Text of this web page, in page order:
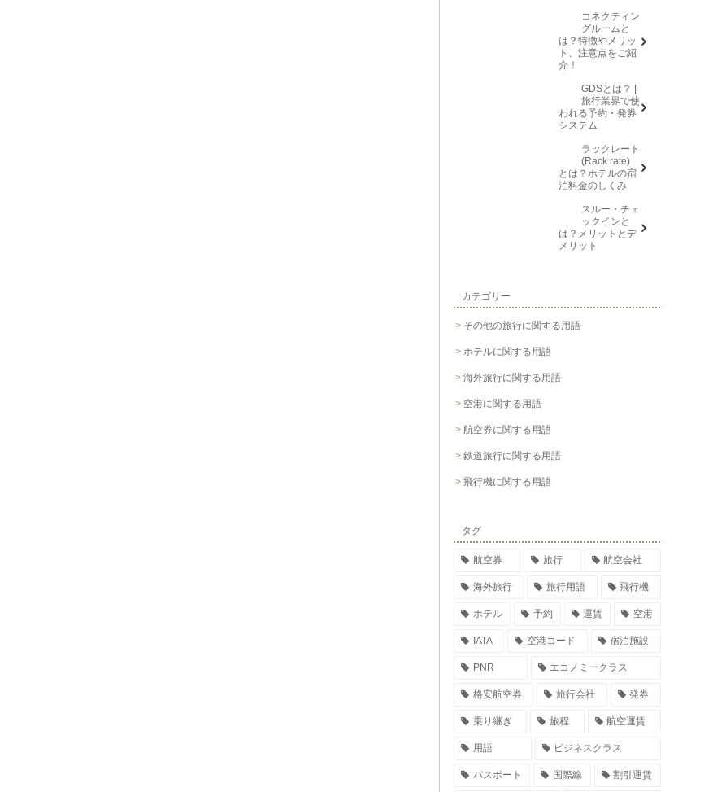
コネクティン
グルームと
は？特徴やメリッ
ト、注意点をご紹
介！
GDSとは？ |
旅行業界で使
われる予約・発券
システム
ラックレート
(Rack rate)
とは？ホテルの宿
泊料金のしくみ
スルー・チェ
ックインと
は？メリットとデ
メリット
カテゴリー
その他の旅行に関する用語
ホテルに関する用語
海外旅行に関する用語
空港に関する用語
航空券に関する用語
鉄道旅行に関する用語
飛行機に関する用語
タグ
航空券 旅行 航空会社
海外旅行 旅行用語 飛行機
ホテル 予約 運賃 空港
IATA 空港コード 宿泊施設
PNR エコノミークラス
格安航空券 旅行会社 発券
乗り継ぎ 旅程 航空運賃
用語 ビジネスクラス
パスポート 国際線 割引運賃